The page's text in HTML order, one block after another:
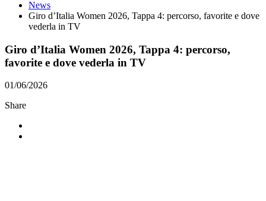
News
Giro d’Italia Women 2026, Tappa 4: percorso, favorite e dove
vederla in TV
Giro d’Italia Women 2026, Tappa 4: percorso,
favorite e dove vederla in TV
01/06/2026
Share